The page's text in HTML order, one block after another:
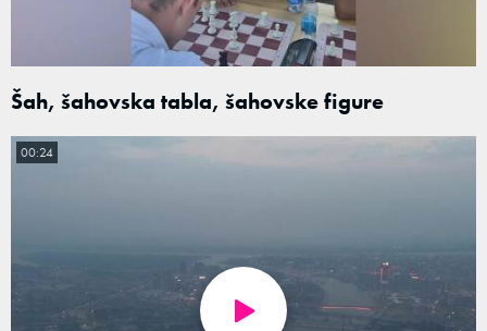
Šah, šahovska tabla, šahovske figure
00:24